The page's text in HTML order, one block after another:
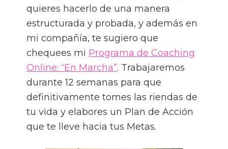
quieres hacerlo de una manera
estructurada y probada, y además en
mi compañía, te sugiero que
chequees mi Programa de Coaching
Online: “En Marcha”. Trabajaremos
durante 12 semanas para que
definitivamente tomes las riendas de
tu vida y elabores un Plan de Acción
que te lleve hacia tus Metas.